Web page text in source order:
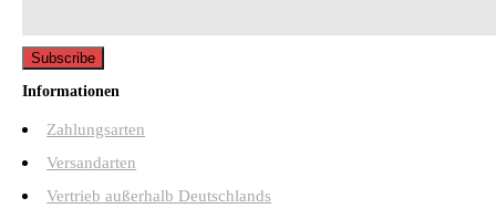
Informationen
Zahlungsarten
Versandarten
Vertrieb außerhalb Deutschlands